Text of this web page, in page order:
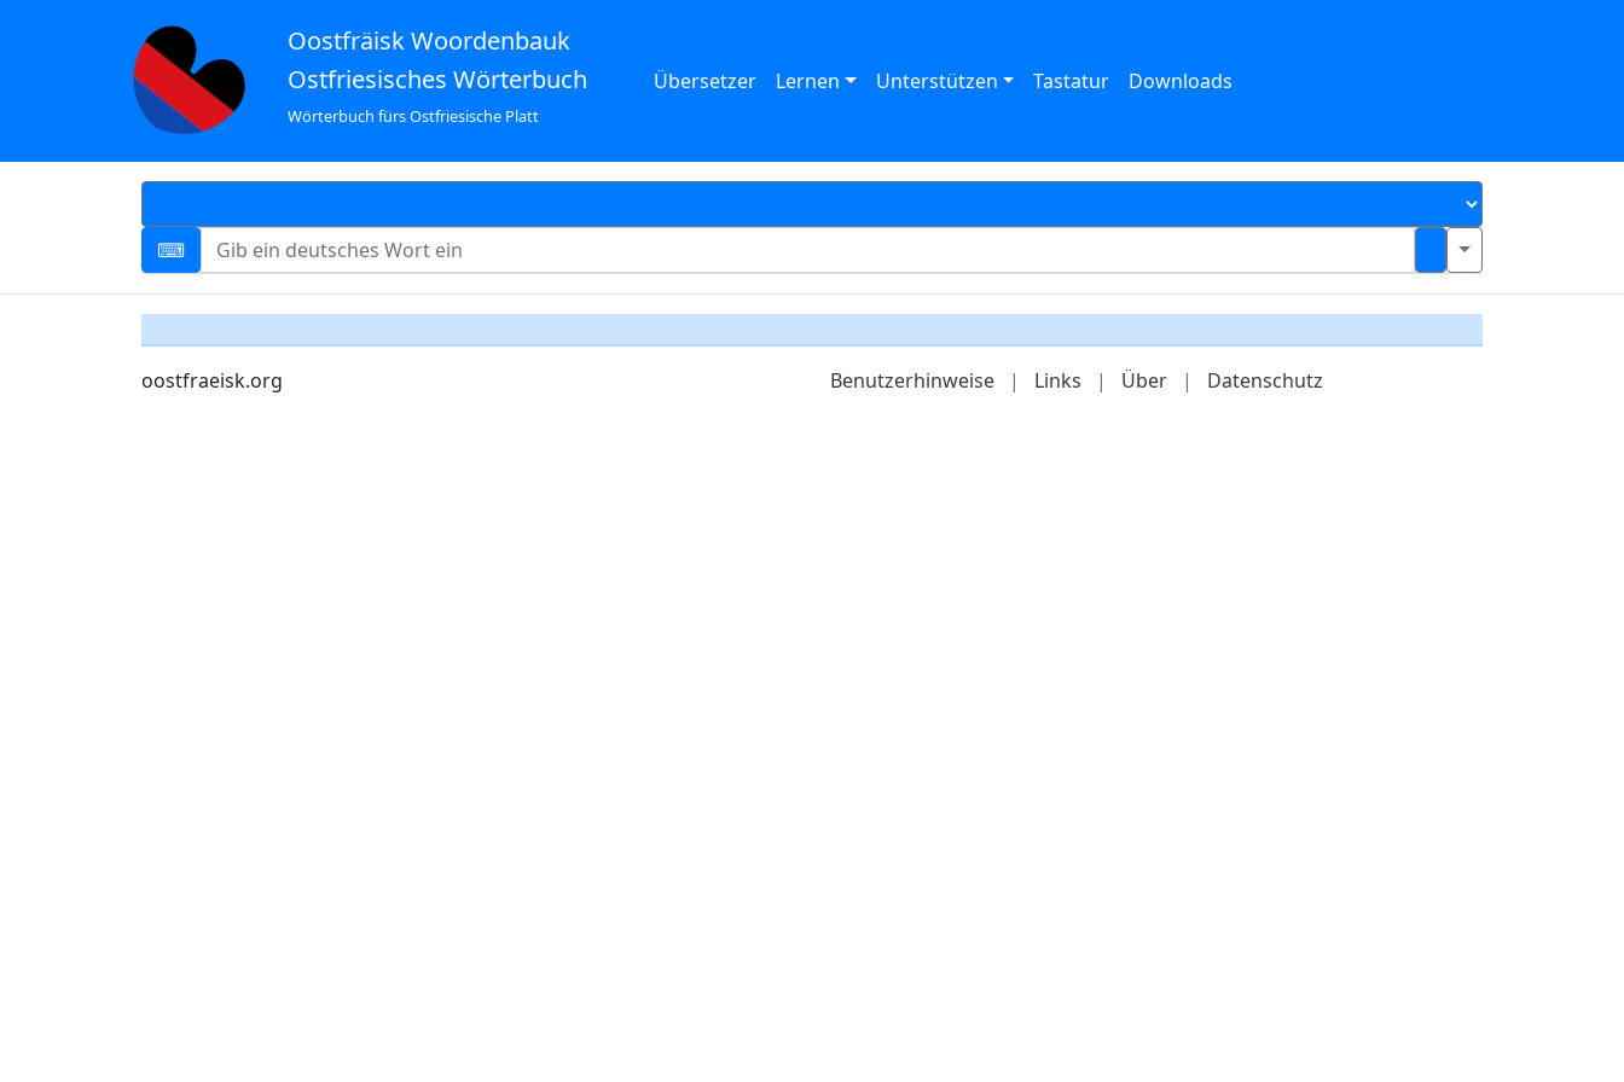
Oostfräisk Woordenbauk
Ostfriesisches Wörterbuch
Wörterbuch fürs Ostfriesische Platt
Übersetzer Lernen Unterstützen Tastatur Downloads
oostfraeisk.org Benutzerhinweise | Links | Über | Datenschutz